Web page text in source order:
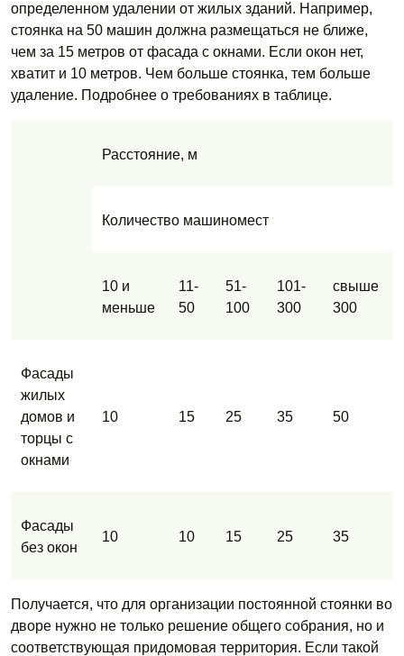
определенном удалении от жилых зданий. Например,
стоянка на 50 машин должна размещаться не ближе,
чем за 15 метров от фасада с окнами. Если окон нет,
хватит и 10 метров. Чем больше стоянка, тем больше
удаление. Подробнее о требованиях в таблице.
Расстояние, м
Количество машиномест
10 и
меньше
11-
50
51-
100
101-
300
свыше
300
Фасады
жилых
домов и
торцы с
окнами
10 15 25 35 50
Фасады
без окон
10 10 15 25 35
Получается, что для организации постоянной стоянки во
дворе нужно не только решение общего собрания, но и
соответствующая придомовая территория. Если такой